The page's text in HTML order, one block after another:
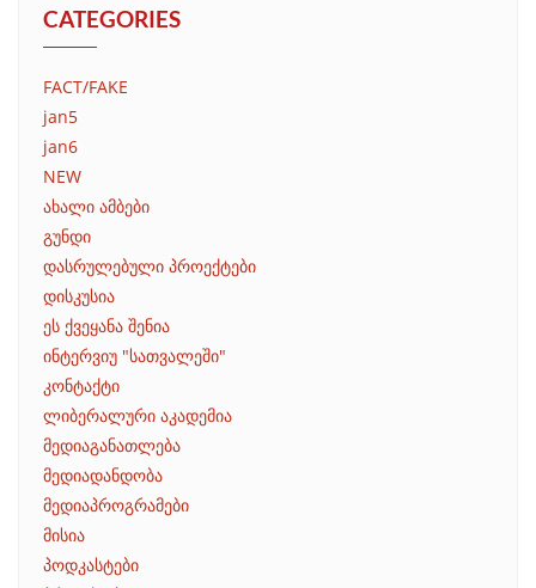
CATEGORIES
FACT/FAKE
jan5
jan6
NEW
ახალი ამბები
გუნდი
დასრულებული პროექტები
დისკუსია
ეს ქვეყანა შენია
ინტერვიუ "სათვალეში"
კონტაქტი
ლიბერალური აკადემია
მედიაგანათლება
მედიადანდობა
მედიაპროგრამები
მისია
პოდკასტები